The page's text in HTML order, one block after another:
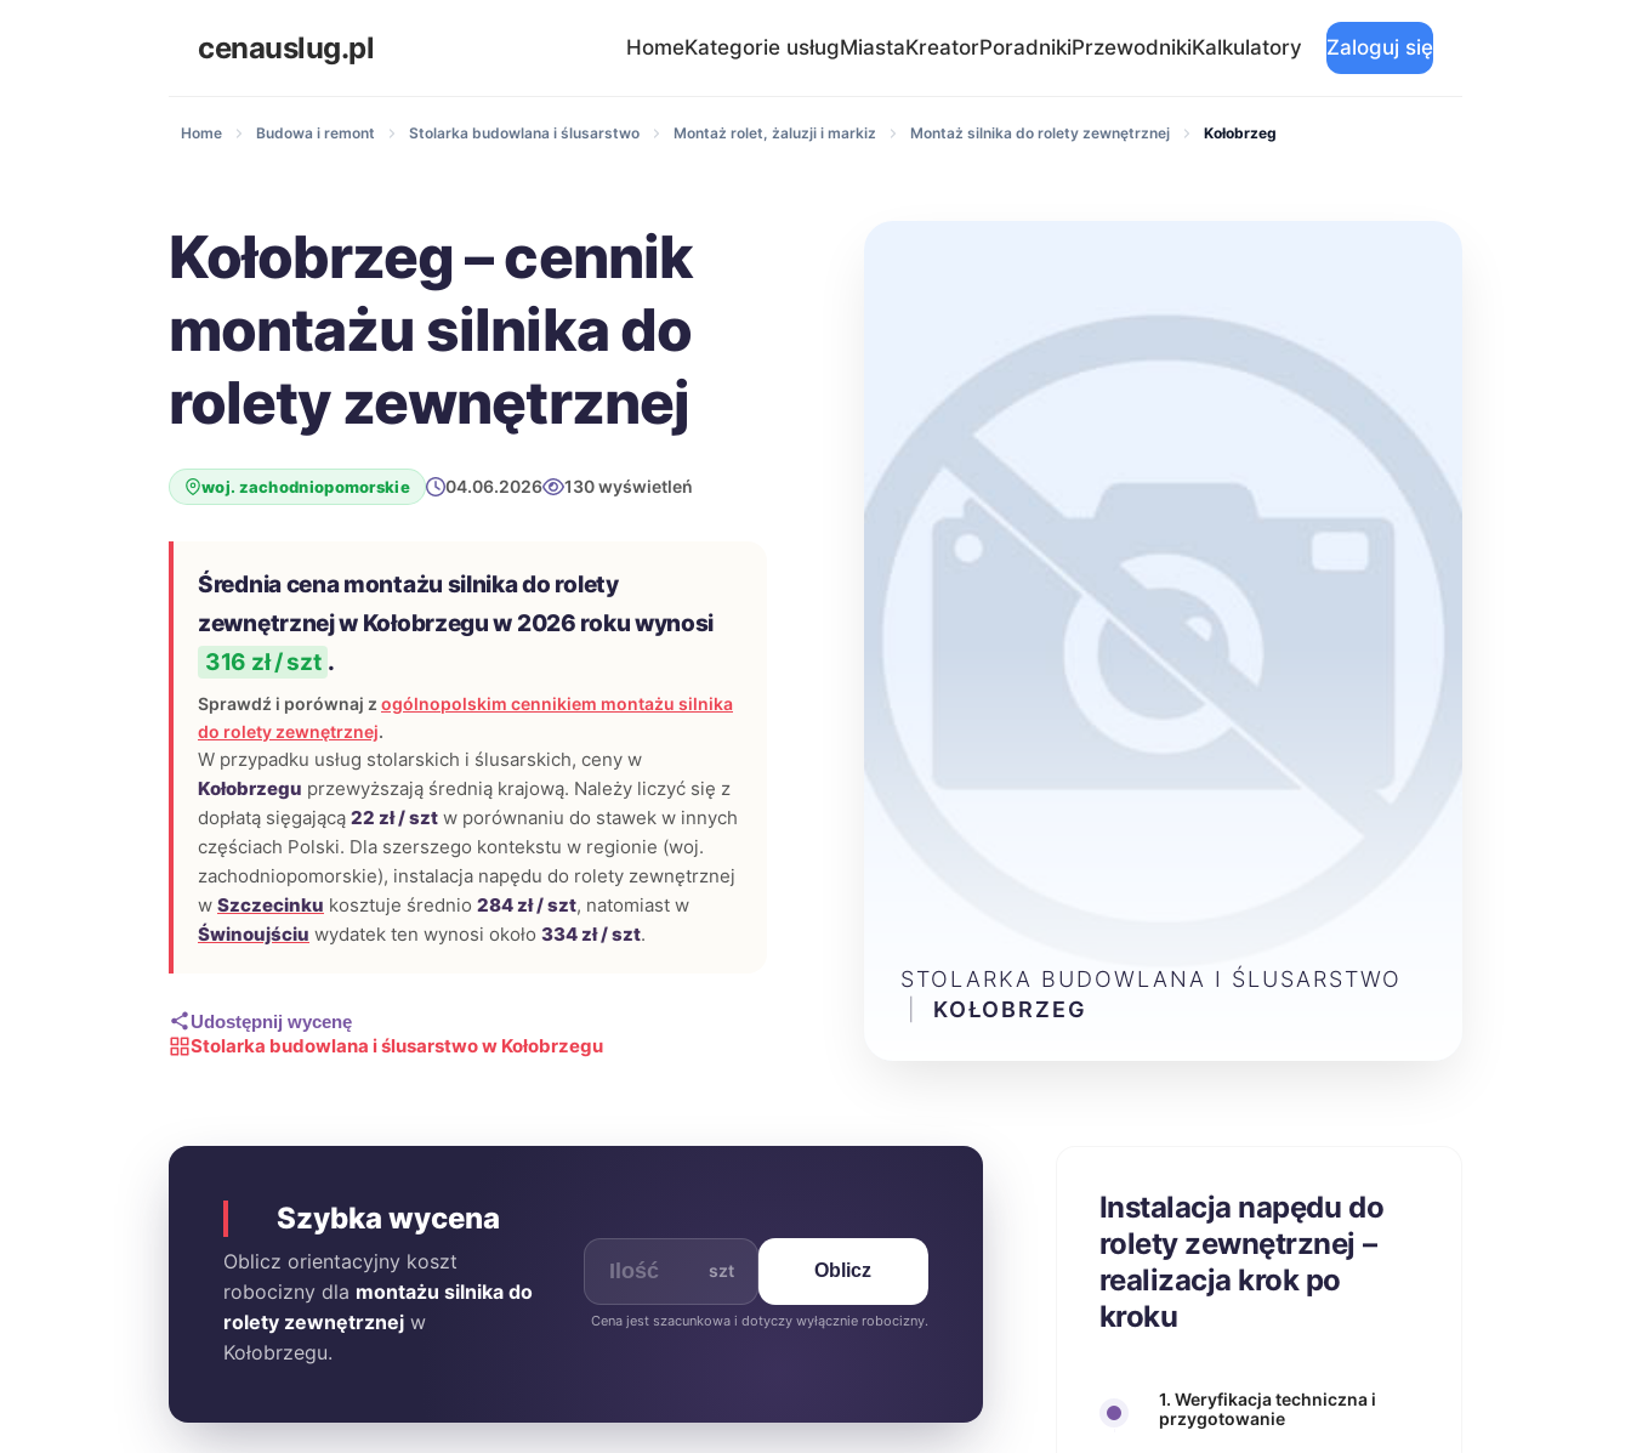
cenauslug.pl HomeKategorie usługMiastaKreatorPoradnikiPrzewodnikiKalkulatory Zaloguj się
Home Budowa i remont Stolarka budowlana i ślusarstwo Montaż rolet, żaluzji i markiz Montaż silnika do rolety zewnętrznej Kołobrzeg
Kołobrzeg – cennik
montażu silnika do
rolety zewnętrznej
woj. zachodniopomorskie 04.06.2026 130 wyświetleń
Średnia cena montażu silnika do rolety
zewnętrznej w Kołobrzegu w 2026 roku wynosi
316 zł / szt .
Sprawdź i porównaj z ogólnopolskim cennikiem montażu silnika
do rolety zewnętrznej.
W przypadku usług stolarskich i ślusarskich, ceny w
Kołobrzegu przewyższają średnią krajową. Należy liczyć się z
dopłatą sięgającą 22 zł / szt w porównaniu do stawek w innych
częściach Polski. Dla szerszego kontekstu w regionie (woj.
zachodniopomorskie), instalacja napędu do rolety zewnętrznej
w Szczecinku kosztuje średnio 284 zł / szt, natomiast w
Świnoujściu wydatek ten wynosi około 334 zł / szt.
Udostępnij wycenę
Stolarka budowlana i ślusarstwo w Kołobrzegu
STOLARKA BUDOWLANA I ŚLUSARSTWO
KOŁOBRZEG
Szybka wycena
Oblicz orientacyjny koszt
robocizny dla montażu silnika do
rolety zewnętrznej w
Kołobrzegu.
szt Oblicz
Cena jest szacunkowa i dotyczy wyłącznie robocizny.
Instalacja napędu do
rolety zewnętrznej –
realizacja krok po
kroku
1. Weryfikacja techniczna i
przygotowanie